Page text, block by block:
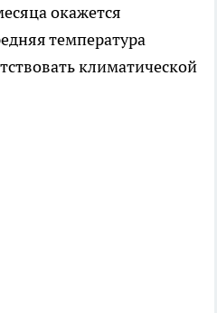
окажется
температура
климатической